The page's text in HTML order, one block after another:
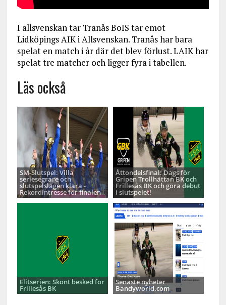
I allsvenskan tar Tranås BoIS tar emot
Lidköpings AIK i Allsvenskan. Tranås har bara
spelat en match i år där det blev förlust. LAIK har
spelat tre matcher och ligger fyra i tabellen.
Läs också
SM-Slutspel: Villa
seriesegrare och
slutspelslagen klara -
Rekordintresse för finalen
Åttondelsfinal: Dags för
Gripen Trollhättan BK och
Frillesås BK och göra debut
i slutspelet!
Elitserien: Skönt besked för
Frillesås BK
Senaste nyheter
Bandyworld.com